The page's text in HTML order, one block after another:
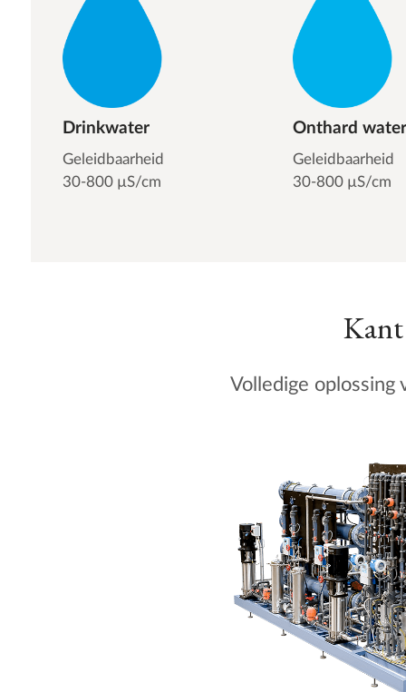
Drinkwater
Geleidbaarheid
30-800 µS/cm
Onthard water
Geleidbaarheid
30-800 µS/cm
Volledige oplossing